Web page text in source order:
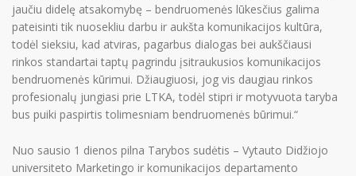
jaučiu didelę atsakomybę – bendruomenės lūkesčius galima
pateisinti tik nuosekliu darbu ir aukšta komunikacijos kultūra,
todėl sieksiu, kad atviras, pagarbus dialogas bei aukščiausi
rinkos standartai taptų pagrindu įsitraukusios komunikacijos
bendruomenės kūrimui. Džiaugiuosi, jog vis daugiau rinkos
profesionalų jungiasi prie LTKA, todėl stipri ir motyvuota taryba
bus puiki paspirtis tolimesniam bendruomenės būrimui.“
Nuo sausio 1 dienos pilna Tarybos sudėtis – Vytauto Didžiojo
universiteto Marketingo ir komunikacijos departamento